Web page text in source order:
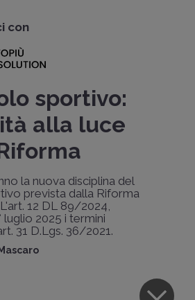
con
sportivo:
alla luce
la nuova disciplina del
prevista dalla Riforma
12 DL 89/2024,
luglio 2025 i termini
31 D.Lgs. 36/2021.